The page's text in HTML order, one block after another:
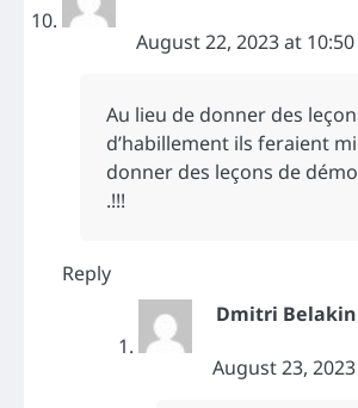
August 22, 2023 at
Au lieu de donner des
d’habillement ils feraient
donner des leçons de
.!!!
Reply
Dmitri Belakin
August 23,